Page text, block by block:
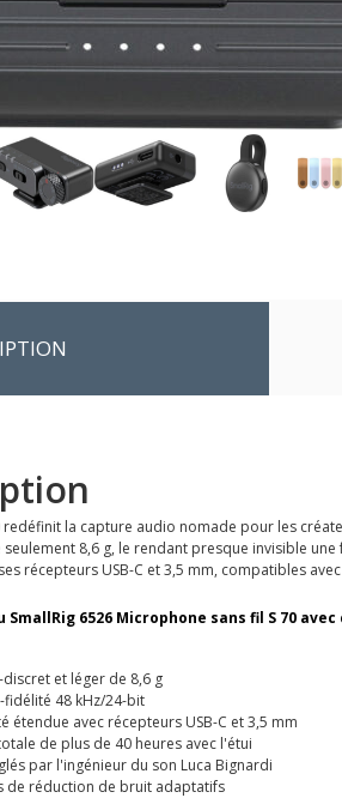
redéfinit la capture audio nomade pour les
8,6 g, le rendant presque invisible
récepteurs USB-C et 3,5 mm, compatibles
SmallRig 6526 Microphone sans fil S 70
et léger de 8,6 g
48 kHz/24-bit
étendue avec récepteurs USB-C et 3,5 mm
de plus de 40 heures avec l'étui
par l'ingénieur du son Luca Bignardi
de réduction de bruit adaptatifs